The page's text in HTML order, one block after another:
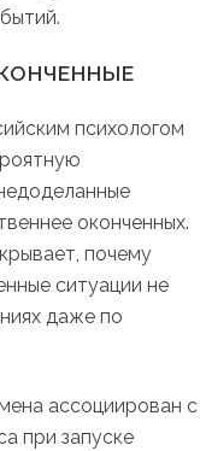
психологом
оконченных.
почему
ситуации не
даже по
ассоциирован с
при запуске